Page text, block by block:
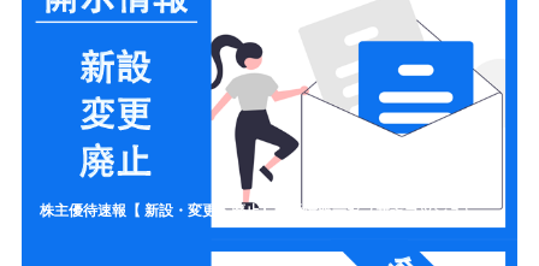
株主優待速報【 新設・変更・廃止】開示情報一覧（新設ラッシュ）